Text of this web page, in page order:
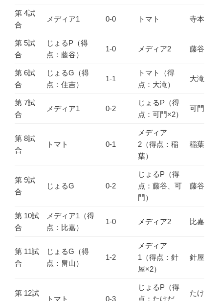
第 4試
合
メディア1 0-0 トマト 寺本
第 5試
合
じょるP（得
点：藤谷）
1-0 メディア2 藤谷
第 6試
合
じょるG（得
点：住吉）
1-1
トマト（得
点：大滝）
大滝
第 7試
合
メディア1 0-2
じょるP（得
点：可門×2）
可門
第 8試
合
トマト 0-1
メディア
2（得点：稲
葉）
稲葉
第 9試
合
じょるG 0-2
じょるP（得
点：藤谷、可
門）
藤谷
第 10試
合
メディア1（得
点：比嘉）
1-0 メディア2 比嘉
第 11試
合
じょるG（得
点：畠山）
1-2
メディア
1（得点：針
屋×2）
針屋
第 12試
トマト 0-3
じょるP（得
点：たけだ
たけ